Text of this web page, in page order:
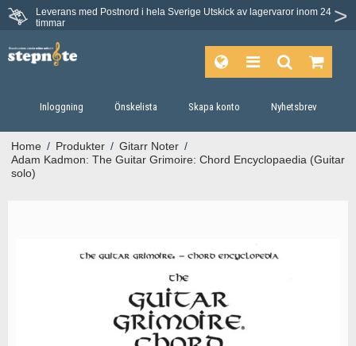
Leverans med Postnord i hela Sverige Utskick av lagervaror inom 24
timmar
Du har 30 dagars ångerrätt.
Inloggning Önskelista Skapa konto Nyhetsbrev
Home / Produkter / Gitarr Noter /
Adam Kadmon: The Guitar Grimoire: Chord Encyclopaedia (Guitar
solo)